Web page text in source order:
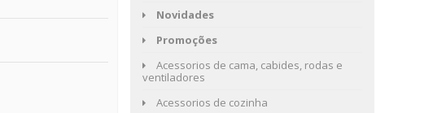
Novidades
Promoções
Acessorios de cama, cabides, rodas e
ventiladores
Acessorios de cozinha